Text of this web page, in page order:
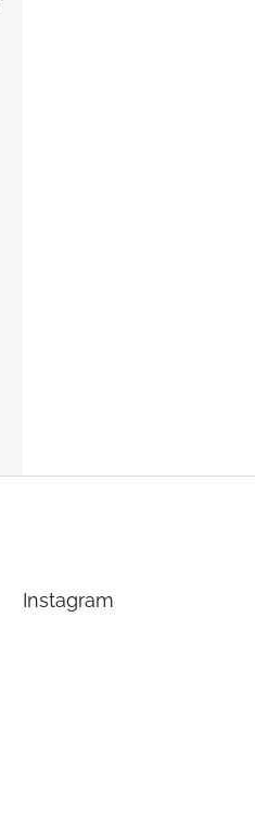
Instagram